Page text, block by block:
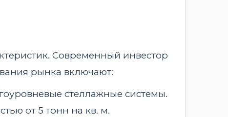
Современный инвестор
рынка включают:
стеллажные системы.
от 5 тонн на кв. м.